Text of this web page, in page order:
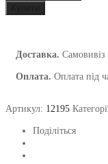
Доставка.
Оплата. Оплата під
Артикул: 12195
Поділіться